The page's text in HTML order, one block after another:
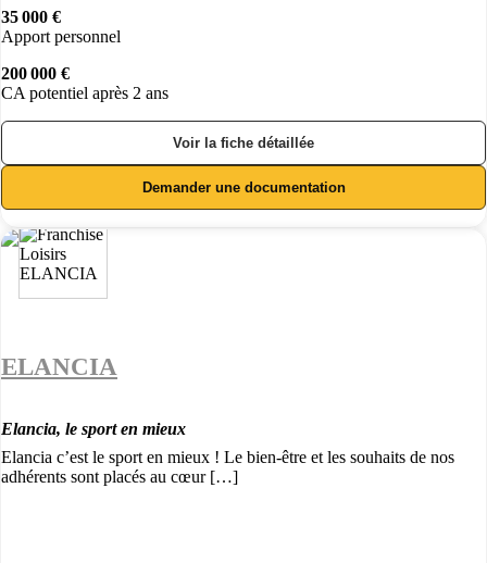
35 000 €
Apport personnel
200 000 €
CA potentiel après 2 ans
Voir la fiche détaillée
Demander une documentation
ELANCIA
Elancia, le sport en mieux
Elancia c’est le sport en mieux ! Le bien-être et les souhaits de nos
adhérents sont placés au cœur […]